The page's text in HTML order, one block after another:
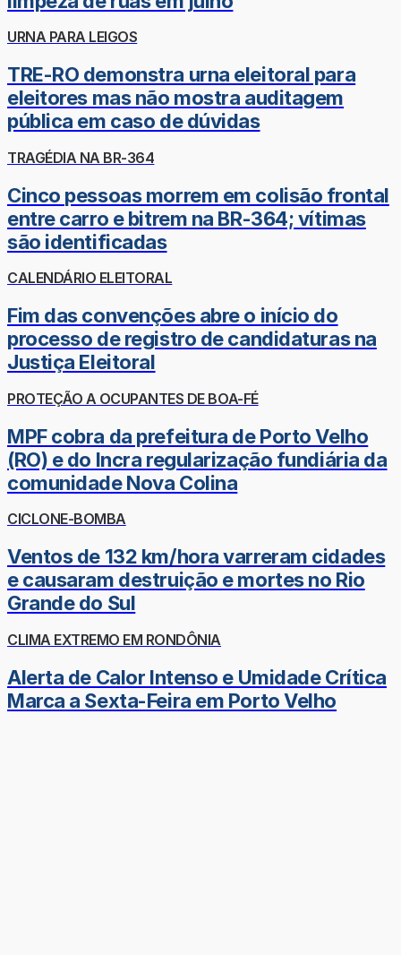
URNA PARA LEIGOS
TRE-RO demonstra urna eleitoral para
eleitores mas não mostra auditagem
pública em caso de dúvidas
TRAGÉDIA NA BR-364
Cinco pessoas morrem em colisão frontal
entre carro e bitrem na BR-364; vítimas
são identificadas
CALENDÁRIO ELEITORAL
Fim das convenções abre o início do
processo de registro de candidaturas na
Justiça Eleitoral
PROTEÇÃO A OCUPANTES DE BOA-FÉ
MPF cobra da prefeitura de Porto Velho
(RO) e do Incra regularização fundiária da
comunidade Nova Colina
CICLONE-BOMBA
Ventos de 132 km/hora varreram cidades
e causaram destruição e mortes no Rio
Grande do Sul
CLIMA EXTREMO EM RONDÔNIA
Alerta de Calor Intenso e Umidade Crítica
Marca a Sexta-Feira em Porto Velho